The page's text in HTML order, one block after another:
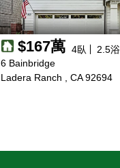
$167萬 4臥 2.5浴
6 Bainbridge
Ladera Ranch , CA 92694